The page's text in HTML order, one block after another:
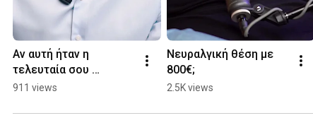
Αν αυτή ήταν η
τελευταία σου
συνέντευξη!
911 views
Νευραλγική θέση με
800€;
2.5K views